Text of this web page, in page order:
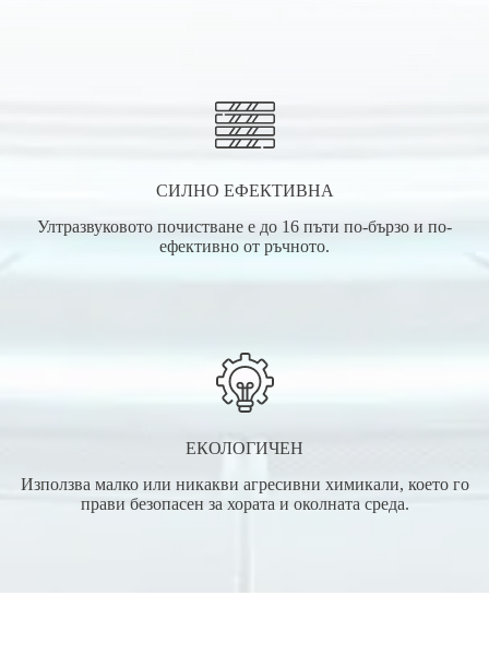
СИЛНО ЕФЕКТИВНА
Ултразвуковото почистване е до 16 пъти по-бързо и по-
ефективно от ръчното.
ЕКОЛОГИЧЕН
Използва малко или никакви агресивни химикали, което го
прави безопасен за хората и околната среда.